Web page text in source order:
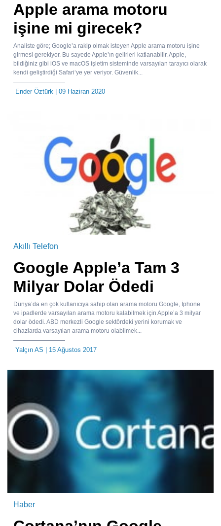
Apple arama motoru
işine mi girecek?
Analiste göre; Google’a rakip olmak isteyen Apple arama motoru işine
girmesi gerekiyor. Bu sayede Apple’ın gelirleri katlanabilir. Apple,
bildiğiniz gibi iOS ve macOS işletim sisteminde varsayılan tarayıcı olarak
kendi geliştirdiği Safari‘ye yer veriyor. Güvenlik...
Ender Öztürk | 09 Haziran 2020
Akıllı Telefon
Google Apple’a Tam 3
Milyar Dolar Ödedi
Dünya’da en çok kullanıcıya sahip olan arama motoru Google, İphone
ve ipadlerde varsayılan arama motoru kalabilmek için Apple’a 3 milyar
dolar ödedi. ABD merkezli Google sektördeki yerini korumak ve
cihazlarda varsayılan arama motoru olabilmek...
Yalçın AS | 15 Ağustos 2017
Haber